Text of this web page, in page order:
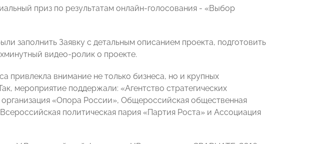
приз по результатам онлайн-голосования - «Выбор
заполнить Заявку с детальным описанием проекта, подготовить
видео-ролик о проекте.
привлекла внимание не только бизнеса, но и крупных
мероприятие поддержали: «Агентство стратегических
«Опора России», Общероссийская общественная
политическая пария «Партия Роста» и Ассоциация